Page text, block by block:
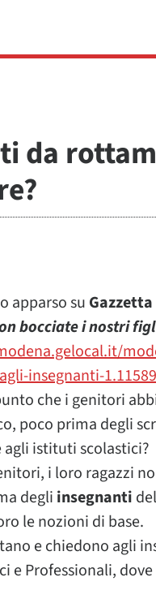
da
apparso su
bocciate i nostri
insegnanti-
che i genitori
poco prima degli
istituti scolastici?
i loro ragazzi
degli insegnanti
le nozioni di base.
e chiedono agli
e Professionali,